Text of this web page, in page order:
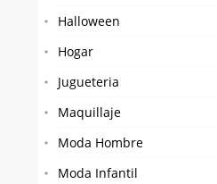
Halloween
Hogar
Jugueteria
Maquillaje
Moda Hombre
Moda Infantil